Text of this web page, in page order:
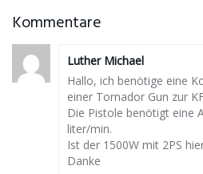
Kommentare
Luther Michael
Hallo, ich benötige eine
einer Tornador Gun zur
Die Pistole benötigt eine
liter/min.
Ist der 1500W mit 2PS
Danke